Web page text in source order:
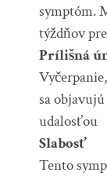
symptóm.
týždňov
Prílišná
sa
udalosťou
Slabosť
Tento